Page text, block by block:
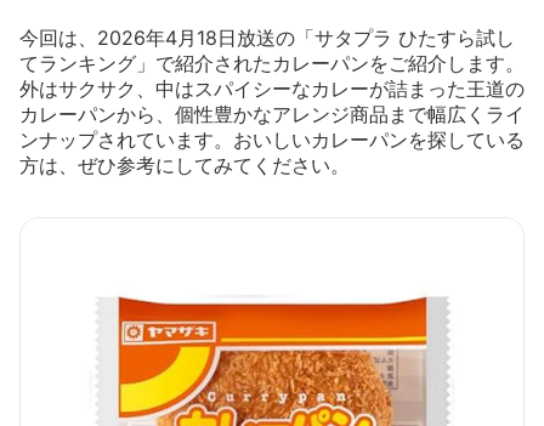
今回は、2026年4月18日放送の「サタプラ ひたすら試し
てランキング」で紹介されたカレーパンをご紹介します。
外はサクサク、中はスパイシーなカレーが詰まった王道の
カレーパンから、個性豊かなアレンジ商品まで幅広くライ
ンナップされています。おいしいカレーパンを探している
方は、ぜひ参考にしてみてください。